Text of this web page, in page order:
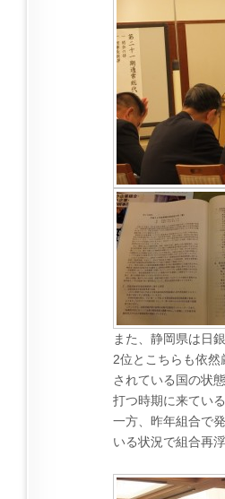
また、静岡県は日
2位とこちらも依
されている国の状
打つ時期に来てい
一方、昨年組合で
いる状況で組合再